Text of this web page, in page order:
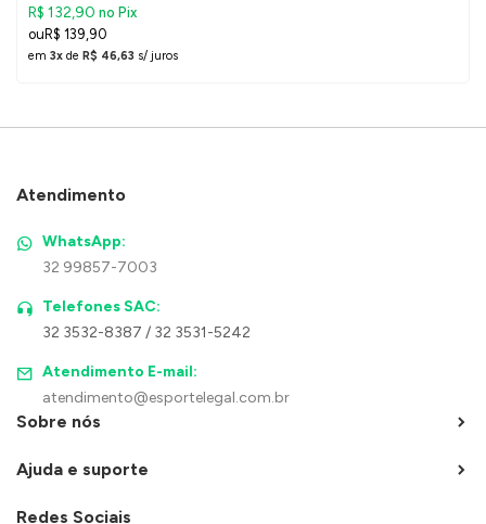
R$ 132,90 no Pix
R$ 139,90
em 3x de R$ 46,63 s/ juros
Atendimento
WhatsApp:
32 99857-7003
Telefones SAC:
32 3532-8387 / 32 3531-5242
Atendimento E-mail:
atendimento@esportelegal.com.br
Sobre nós
Ajuda e suporte
Redes Sociais